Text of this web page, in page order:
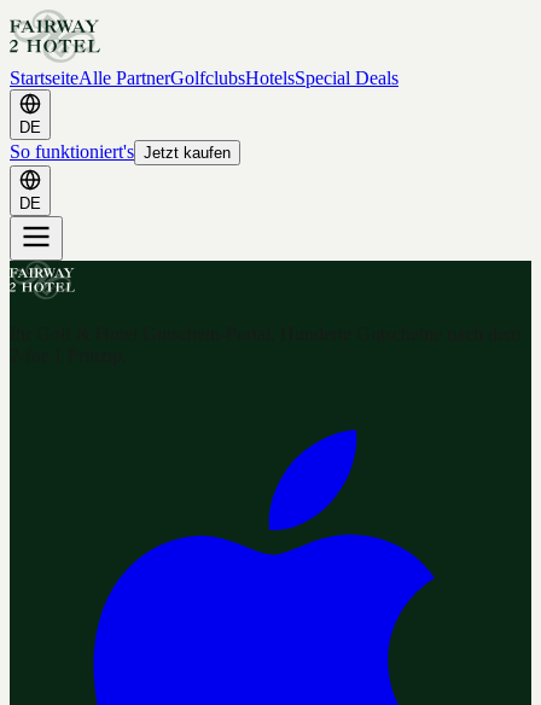
StartseiteAlle PartnerGolfclubsHotelsSpecial Deals
DE
So funktioniert's Jetzt kaufen
DE